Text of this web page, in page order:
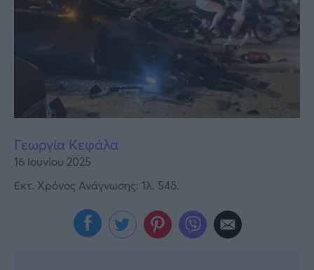
Γεωργία Κεφάλα
16 Ιουνίου 2025
Εκτ. Χρόνος Ανάγνωσης: 1λ. 54δ.